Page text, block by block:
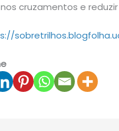
cruzamentos e